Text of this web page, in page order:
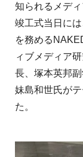
知られるメデ
竣工式当日に
を務める
ィブメディア
長、塚本英邦
妹島和世氏が
た。